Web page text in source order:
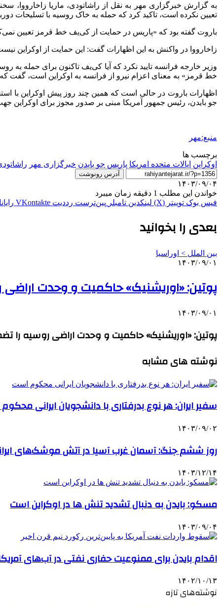
به گزارش خبرگزاری مهر به نقل از راشاتودی، ماریا
تعیین نکرده است، تاکید کرد که حمله به خاک روسیه با تسلیحات
باروت گفته بود که «پاریس در حمایت از کی‌یف خط قرمز تعیین
زاخارووا در واکنش به این اظهارات گفت: این حمایت از اوکراین
وزیر خارجه فرانسه تایید نکرد که آیا کی‌یف تاکنون برای حمله
خط قرمز» به معنای اعزام نیرو از فرانسه به اوکراین است، گفت
اظهارات باروت در حالی است که همین چند روز پیش اوکراین با
جو بایدن، رئیس جمهور آمریکا مبنی بر صدور مجوز برای اوکراین
منبع:مهر
برچسب ها
اوکراین ایالات متحده امریکا پاریس جو بایدن خبرگزاری مهر
آدرس رونوشت
۱۴۰۳/۰۹/۰۴
خواندن این مطلب 1 دقیقه زمان میبرد
فیس بوک توییتر (X) لینکدین ‫تامبلر ‫پین‌ترست ‫رددیت ‫VKontakte
بعدی را بخوانید
بین الملل > اوراسیا
۱۴۰۳/۰۹/۰۱
پوتین: «اوریشنیک» حاکمیت و وحدت
۱۴۰۳/۰۹/۰۱
پوتین: «اوریشنیک» حاکمیت و وحدت اراضی روسیه را
نوشته های مشابه
سفیر ایران: هر نوع بدرفتاری با دانشجویان ایرانی
۱۴۰۳/۰۹/۰۲
روز ششم جنگ: آسمان غرب آسیا در آتش موشک‌های
۱۴۰۳/۱۲/۱۴
مسکو: بایدن به دنبال تشدید تنش ها در اوکراین است
۱۴۰۳/۰۹/۰۴
اقدام بایدن برای ممنوعیت حفاری نفتی در آب‌های
۱۴۰۲/۱۰/۱۳
نوشته‌های تازه